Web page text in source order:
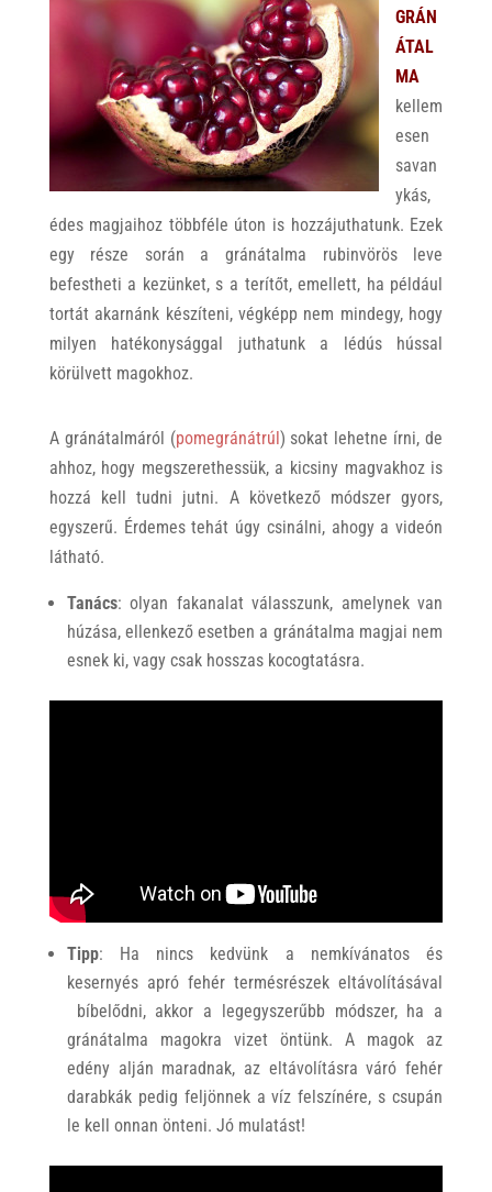
GRÁN
ÁTAL
MA
kellem
esen
savan
ykás,
édes magjaihoz többféle úton is hozzájuthatunk. Ezek
egy része során a gránátalma rubinvörös leve
befestheti a kezünket, s a terítőt, emellett, ha például
tortát akarnánk készíteni, végképp nem mindegy, hogy
milyen hatékonysággal juthatunk a lédús hússal
körülvett magokhoz.
A gránátalmáról (pomegránátrúl) sokat lehetne írni, de
ahhoz, hogy megszerethessük, a kicsiny magvakhoz is
hozzá kell tudni jutni. A következő módszer gyors,
egyszerű. Érdemes tehát úgy csinálni, ahogy a videón
látható.
Tanács: olyan fakanalat válasszunk, amelynek van
húzása, ellenkező esetben a gránátalma magjai nem
esnek ki, vagy csak hosszas kocogtatásra.
Tipp: Ha nincs kedvünk a nemkívánatos és
kesernyés apró fehér termésrészek eltávolításával
bíbelődni, akkor a legegyszerűbb módszer, ha a
gránátalma magokra vizet öntünk. A magok az
edény alján maradnak, az eltávolításra váró fehér
darabkák pedig feljönnek a víz felszínére, s csupán
le kell onnan önteni. Jó mulatást!